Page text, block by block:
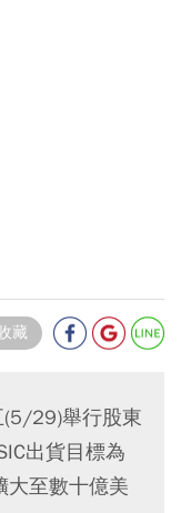
藏
29)舉行股東
出貨目標為
大至數十億美